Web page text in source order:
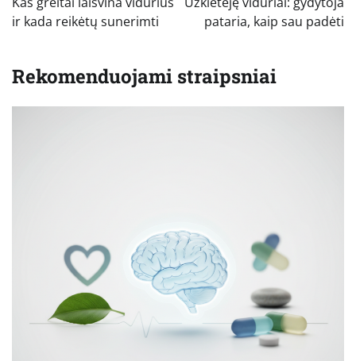
įrašų
ir kada reikėtų sunerimti
pataria, kaip sau padėti
Rekomenduojami straipsniai